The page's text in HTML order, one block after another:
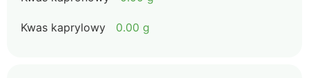
Kwas kaprylowy 0.00 g